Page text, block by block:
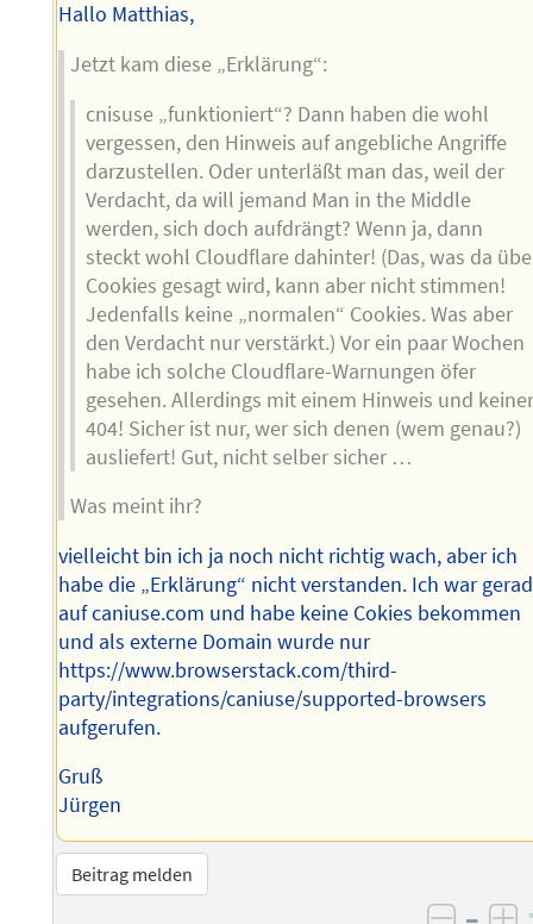
Hallo Matthias,
Jetzt kam diese „Erklärung“:
cnisuse „funktioniert“? Dann haben die wohl
vergessen, den Hinweis auf angebliche Angriffe
darzustellen. Oder unterläßt man das, weil der
Verdacht, da will jemand Man in the Middle
werden, sich doch aufdrängt? Wenn ja, dann
steckt wohl Cloudflare dahinter! (Das, was da
Cookies gesagt wird, kann aber nicht stimmen!
Jedenfalls keine „normalen“ Cookies. Was aber
den Verdacht nur verstärkt.) Vor ein paar Wochen
habe ich solche Cloudflare-Warnungen öfer
gesehen. Allerdings mit einem Hinweis und
404! Sicher ist nur, wer sich denen (wem genau?)
ausliefert! Gut, nicht selber sicher …
Was meint ihr?
vielleicht bin ich ja noch nicht richtig wach, aber ich
habe die „Erklärung“ nicht verstanden. Ich war
auf caniuse.com und habe keine Cokies bekommen
und als externe Domain wurde nur
https://www.browserstack.com/third-
party/integrations/caniuse/supported-browsers
aufgerufen.
Gruß
Jürgen
Beitrag melden